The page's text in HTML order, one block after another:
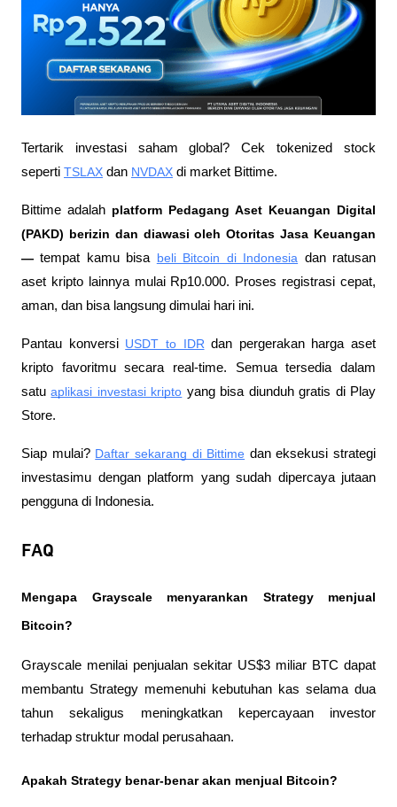
Tertarik investasi saham global? Cek tokenized stock
seperti TSLAX dan NVDAX di market Bittime.
Bittime adalah platform Pedagang Aset Keuangan Digital
(PAKD) berizin dan diawasi oleh Otoritas Jasa Keuangan
— tempat kamu bisa beli Bitcoin di Indonesia dan ratusan
aset kripto lainnya mulai Rp10.000. Proses registrasi cepat,
aman, dan bisa langsung dimulai hari ini.
Pantau konversi USDT to IDR dan pergerakan harga aset
kripto favoritmu secara real-time. Semua tersedia dalam
satu aplikasi investasi kripto yang bisa diunduh gratis di Play
Store.
Siap mulai? Daftar sekarang di Bittime dan eksekusi strategi
investasimu dengan platform yang sudah dipercaya jutaan
pengguna di Indonesia.
FAQ
Mengapa Grayscale menyarankan Strategy menjual
Bitcoin?
Grayscale menilai penjualan sekitar US$3 miliar BTC dapat
membantu Strategy memenuhi kebutuhan kas selama dua
tahun sekaligus meningkatkan kepercayaan investor
terhadap struktur modal perusahaan.
Apakah Strategy benar-benar akan menjual Bitcoin?